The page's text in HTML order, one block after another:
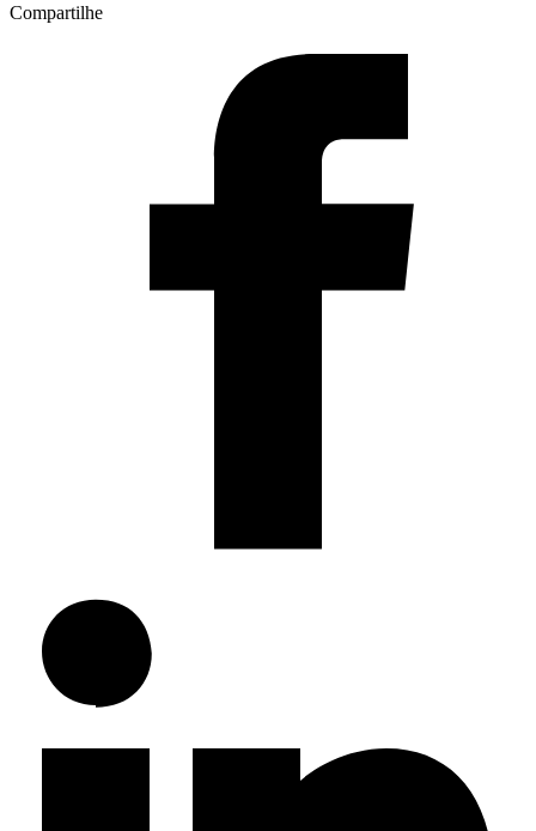
Compartilhe